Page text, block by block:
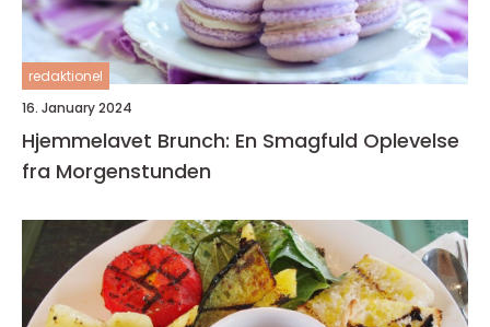
redaktionel
16. January 2024
Hjemmelavet Brunch: En Smagfuld Oplevelse
fra Morgenstunden